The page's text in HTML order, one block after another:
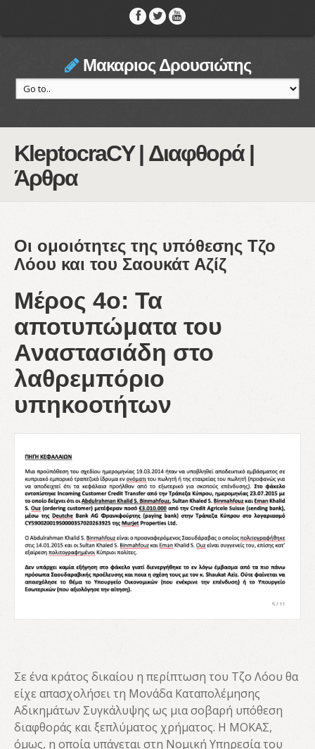
Μακαριος Δρουσιώτης
KleptocraCY | Διαφθορά |
Άρθρα
Οι ομοιότητες της υπόθεσης Τζο
Λόου και του Σαουκάτ Αζίζ
Μέρος 4ο: Τα
αποτυπώματα του
Αναστασιάδη στο
λαθρεμπόριο
υπηκοοτήτων
Σε ένα κράτος δικαίου η περίπτωση του Τζο Λόου θα
είχε απασχολήσει τη Μονάδα Καταπολέμησης
Αδικημάτων Συγκάλυψης ως μια σοβαρή υπόθεση
διαφθοράς και ξεπλύματος χρήματος. Η ΜΟΚΑΣ,
όμως, η οποία υπάγεται στη Νομική Υπηρεσία του